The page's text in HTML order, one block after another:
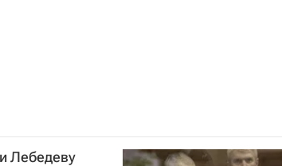
Лебедеву